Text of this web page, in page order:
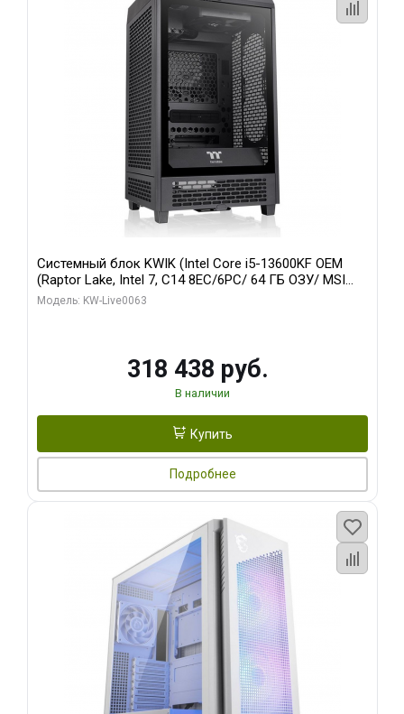
Системный блок KWIK (Intel Core i5-13600KF OEM
(Raptor Lake, Intel 7, C14 8EC/6PC/ 64 ГБ ОЗУ/ MSI
RTX5080 VENTUS 3X OC 16GB GDDR7 256bit 3xDP
Модель: KW-Live0063
318 438 руб.
В наличии
Купить
Подробнее